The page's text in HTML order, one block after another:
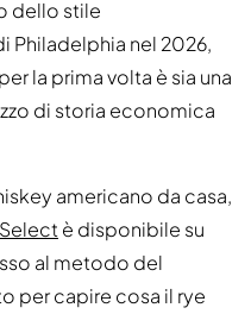
dello stile
Philadelphia nel 2026,
la prima volta è sia una
di storia economica
americano da casa,
è disponibile su
al metodo del
per capire cosa il rye